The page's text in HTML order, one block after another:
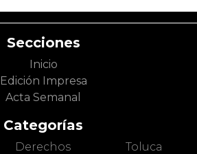
Secciones
Inicio
Edición Impresa
Acta Semanal
Categorías
Derechos
Toluca